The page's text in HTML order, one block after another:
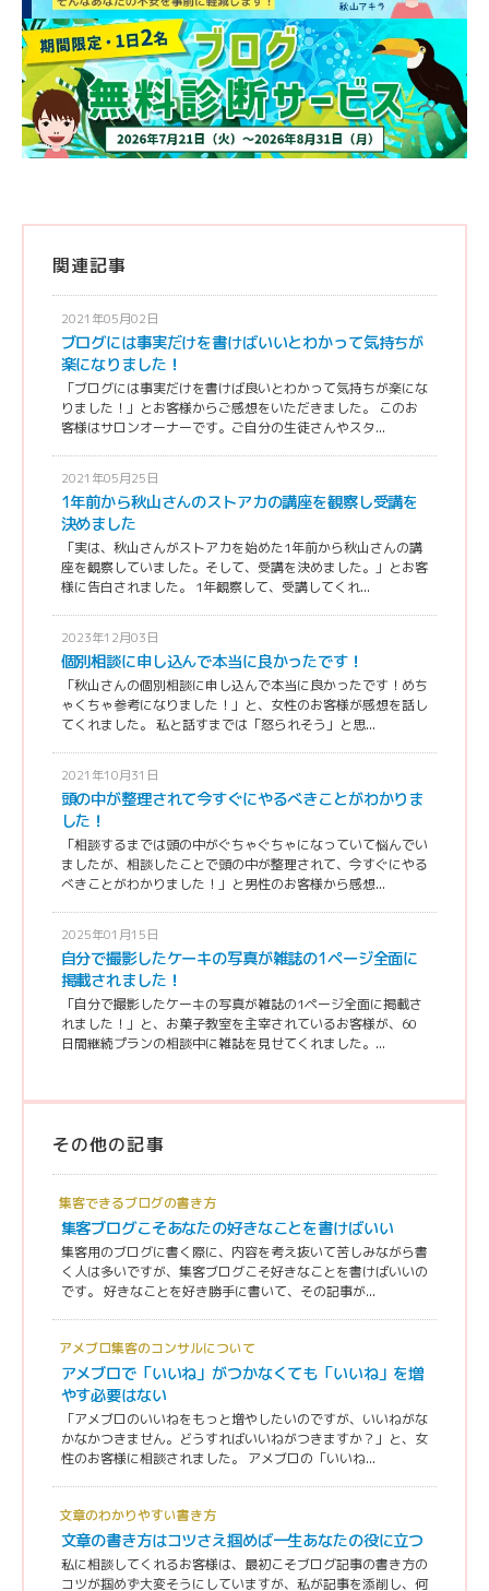
関連記事
2021年05月02日
ブログには事実だけを書けばいいとわかって気持ちが
楽になりました！
「ブログには事実だけを書けば良いとわかって気持ちが楽にな
りました！」とお客様からご感想をいただきました。 このお
客様はサロンオーナーです。ご自分の生徒さんやスタ...
2021年05月25日
1年前から秋山さんのストアカの講座を観察し受講を
決めました
「実は、秋山さんがストアカを始めた1年前から秋山さんの講
座を観察していました。そして、受講を決めました。」とお客
様に告白されました。 1年観察して、受講してくれ...
2023年12月03日
個別相談に申し込んで本当に良かったです！
「秋山さんの個別相談に申し込んで本当に良かったです！めち
ゃくちゃ参考になりました！」と、女性のお客様が感想を話し
てくれました。 私と話すまでは「怒られそう」と思...
2021年10月31日
頭の中が整理されて今すぐにやるべきことがわかりま
した！
「相談するまでは頭の中がぐちゃぐちゃになっていて悩んでい
ましたが、相談したことで頭の中が整理されて、今すぐにやる
べきことがわかりました！」と男性のお客様から感想...
2025年01月15日
自分で撮影したケーキの写真が雑誌の1ページ全面に
掲載されました！
「自分で撮影したケーキの写真が雑誌の1ページ全面に掲載さ
れました！」と、お菓子教室を主宰されているお客様が、60
日間継続プランの相談中に雑誌を見せてくれました。...
その他の記事
集客できるブログの書き方
集客ブログこそあなたの好きなことを書けばいい
集客用のブログに書く際に、内容を考え抜いて苦しみながら書
く人は多いですが、集客ブログこそ好きなことを書けばいいの
です。 好きなことを好き勝手に書いて、その記事が...
アメブロ集客のコンサルについて
アメブロで「いいね」がつかなくても「いいね」を増
やす必要はない
「アメブロのいいねをもっと増やしたいのですが、いいねがな
かなかつきません。どうすればいいねがつきますか？」と、女
性のお客様に相談されました。 アメブロの「いいね...
文章のわかりやすい書き方
文章の書き方はコツさえ掴めば一生あなたの役に立つ
私に相談してくれるお客様は、最初こそブログ記事の書き方の
コツが掴めず大変そうにしていますが、私が記事を添削し、何